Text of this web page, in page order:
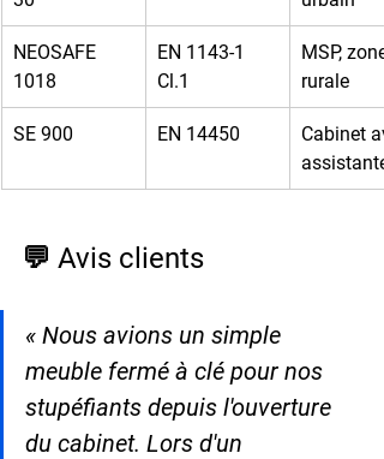
NEOSAFE
1018
EN 1143-1
Cl.1
MSP, zone
rurale
SE 900 EN 14450
Cabinet
assistante
💬 Avis clients
« Nous avions un simple
meuble fermé à clé pour nos
stupéfiants depuis l'ouverture
du cabinet. Lors d'un